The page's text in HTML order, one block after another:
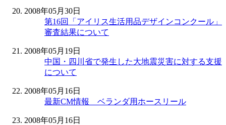
2008年05月30日
第16回「アイリス生活用品デザインコンクール」
審査結果について
2008年05月19日
中国・四川省で発生した大地震災害に対する支援
について
2008年05月16日
最新CM情報 ベランダ用ホースリール
2008年05月16日